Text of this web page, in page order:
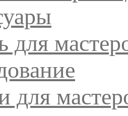
для
для